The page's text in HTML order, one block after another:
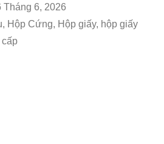
Tháng 6, 2026
, Hộp Cứng, Hộp giấy, hộp giấy
cấp